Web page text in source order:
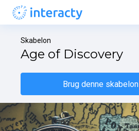
Skabelon
Age of Discovery
Brug denne skabelon